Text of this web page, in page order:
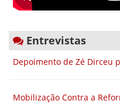
Entrevistas
Depoimento de Zé Dirceu
Mobilização Contra a